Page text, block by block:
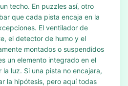
techo. En puzzles así, otro
que cada pista encaja en la
El ventilador de
el detector de humo y el
montados o suspendidos
un elemento integrado en el
luz. Si una pista no encajara,
la hipótesis, pero aquí todas